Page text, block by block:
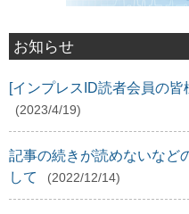
お知らせ
[インプレスID読者会員の
(2023/4/19)
記事の続きが読めないなど
して
(2022/12/14)